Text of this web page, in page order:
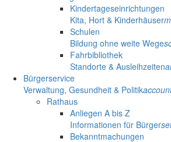
Kindertageseinrichtungen
Kita, Hort & Kinderhäuser
Schulen
Bildung ohne weite Wege
Fahrbibliothek
Standorte & Ausleihzeiten
Bürgerservice
Verwaltung, Gesundheit & Politik
Rathaus
Anliegen A bis Z
Informationen für Bürger
Bekanntmachungen